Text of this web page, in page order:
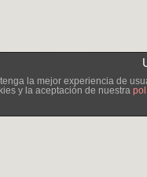
la mejor experiencia de
y la aceptación de nuestra